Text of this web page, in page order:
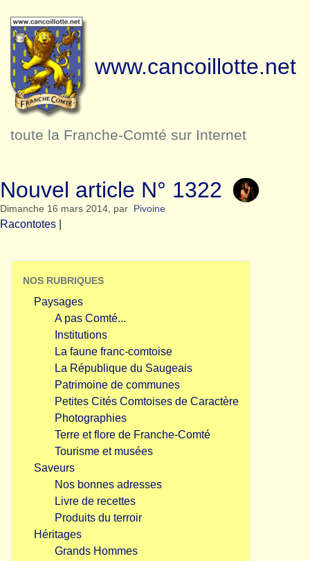
www.cancoillotte.net
toute la Franche-Comté sur Internet
Nouvel article N° 1322
Dimanche 16 mars 2014, par Pivoine
Racontotes
NOS RUBRIQUES
Paysages
A pas Comté...
Institutions
La faune franc-comtoise
La République du Saugeais
Patrimoine de communes
Petites Cités Comtoises de Caractère
Photographies
Terre et flore de Franche-Comté
Tourisme et musées
Saveurs
Nos bonnes adresses
Livre de recettes
Produits du terroir
Héritages
Grands Hommes